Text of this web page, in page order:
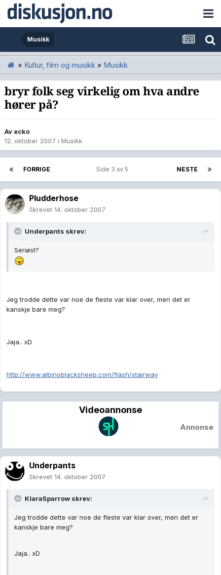
Musikk
» Kultur, film og musikk » Musikk
bryr folk seg virkelig om hva andre
hører på?
Av ecko
12. oktober 2007 i Musikk
FORRIGE NESTE
Side 3 av 5
Pludderhose
Skrevet 14. oktober 2007
Underpants skrev:
Seriøst?
Jeg trodde dette var noe de fleste var klar over, men det er
kanskje bare meg?
Jaja.. xD
http://www.albinoblacksheep.com/flash/stairway
Videoannonse
Annonse
Underpants
Skrevet 14. oktober 2007
KlaraSparrow skrev:
Jeg trodde dette var noe de fleste var klar over, men det er
kanskje bare meg?
Jaja.. xD